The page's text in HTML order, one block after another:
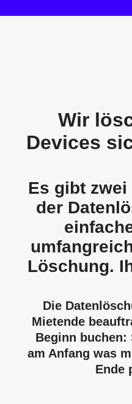
Wir
Devices
Es gibt
der
Löschung.
Die
Mietende
Beginn
am Anfang was
Ende